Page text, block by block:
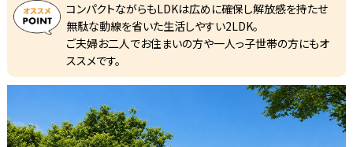
コンパクトながらもLDKは広めに確保し解放感を持たせ
無駄な動線を省いた生活しやすい2LDK。
ご夫婦お二人でお住まいの方や一人っ子世帯の方にもオ
ススメです。